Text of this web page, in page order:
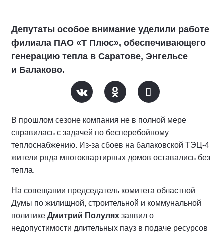
Депутаты особое внимание уделили работе
филиала ПАО «Т Плюс», обеспечивающего
генерацию тепла в Саратове, Энгельсе
и Балаково.
В прошлом сезоне компания не в полной мере
справилась с задачей по бесперебойному
теплоснабжению. Из-за сбоев на балаковской ТЭЦ-4
жители ряда многоквартирных домов оставались без
тепла.
На совещании председатель комитета областной
Думы по жилищной, строительной и коммунальной
политике Дмитрий Полулях заявил о
недопустимости длительных пауз в подаче ресурсов